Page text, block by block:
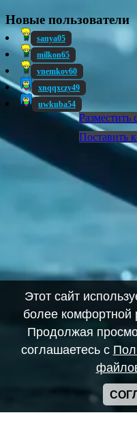
Новые пользователи
sanya05
milkon65
vnemkov60
xnqqxczy49
uwkuba54
Разместить
Поставить
Этот сайт
более комфортной
Продолжая
соглашаетесь с